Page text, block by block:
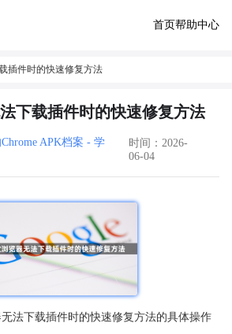
首页帮助中心
插件时的快速修复方法
下载插件时的快速修复方法
APK档案 - 学
时间：2026-
06-04
法下载插件时的快速修复方法的具体操作